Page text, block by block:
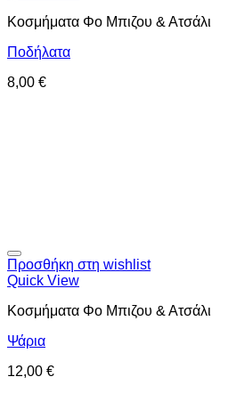
Κοσμήματα Φο Μπιζου & Ατσάλι
Ποδήλατα
8,00 €
Προσθήκη στη wishlist
Quick View
Κοσμήματα Φο Μπιζου & Ατσάλι
Ψάρια
12,00 €